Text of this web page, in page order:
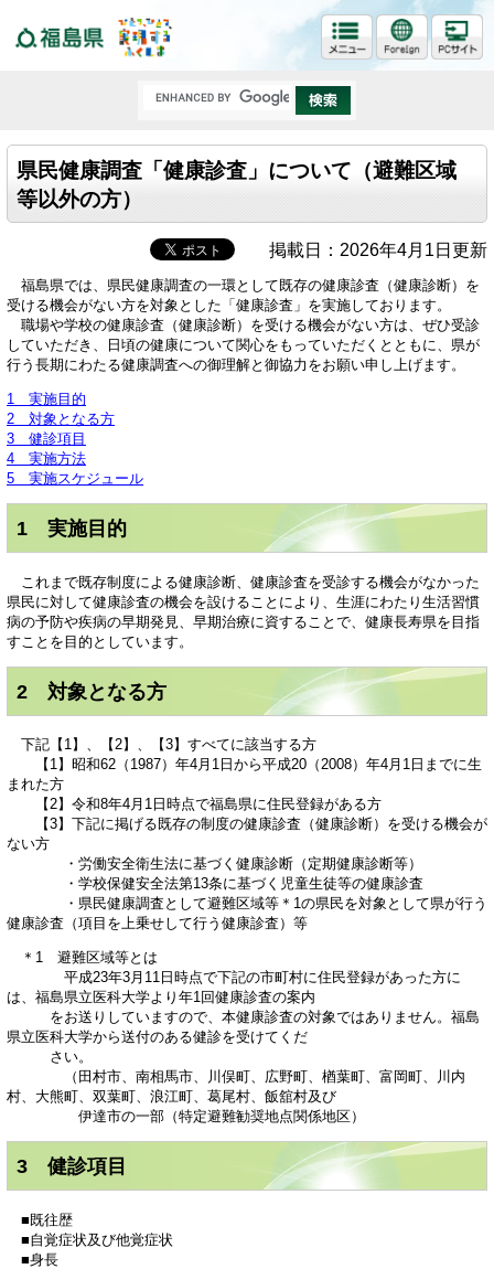
県民健康調査「健康診査」について（避難区域
等以外の方）
掲載日：2026年4月1日更新
福島県では、県民健康調査の一環として既存の健康診査（健康診断）を
受ける機会がない方を対象とした「健康診査」を実施しております。
職場や学校の健康診査（健康診断）を受ける機会がない方は、ぜひ受診
していただき、日頃の健康について関心をもっていただくとともに、県が
行う長期にわたる健康調査への御理解と御協力をお願い申し上げます。
1 実施目的
2 対象となる方
3 健診項目
4 実施方法
5 実施スケジュール
1 実施目的
これまで既存制度による健康診断、健康診査を受診する機会がなかった
県民に対して健康診査の機会を設けることにより、生涯にわたり生活習慣
病の予防や疾病の早期発見、早期治療に資することで、健康長寿県を目指
すことを目的としています。
2 対象となる方
下記【1】、【2】、【3】すべてに該当する方
【1】昭和62（1987）年4月1日から平成20（2008）年4月1日までに生
まれた方
【2】令和8年4月1日時点で福島県に住民登録がある方
【3】下記に掲げる既存の制度の健康診査（健康診断）を受ける機会が
ない方
・労働安全衛生法に基づく健康診断（定期健康診断等）
・学校保健安全法第13条に基づく児童生徒等の健康診査
・県民健康調査として避難区域等＊1の県民を対象として県が行う
健康診査（項目を上乗せして行う健康診査）等
＊1 避難区域等とは
平成23年3月11日時点で下記の市町村に住民登録があった方に
は、福島県立医科大学より年1回健康診査の案内
をお送りしていますので、本健康診査の対象ではありません。福島
県立医科大学から送付のある健診を受けてくだ
さい。
（田村市、南相馬市、川俣町、広野町、楢葉町、富岡町、川内
村、大熊町、双葉町、浪江町、葛尾村、飯舘村及び
伊達市の一部（特定避難勧奨地点関係地区）
3 健診項目
■既往歴
■自覚症状及び他覚症状
■身長